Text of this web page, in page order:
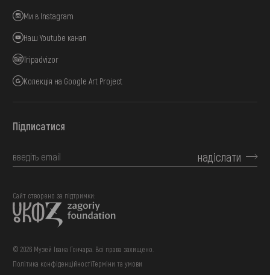
Ми в Instagram
Наш Youtube канал
Tripadvizor
Колекція на Google Art Project
Підписатися
надіслати
© 2026 Музей Івана Гончара. Всі права захищено.
Сайт створено за підтримки:
Політика конфіденційностіТерміни та умови